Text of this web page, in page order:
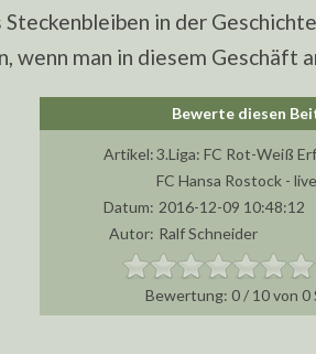
Steckenbleiben in der
wenn man in diesem Geschäft
Artikel:3.Liga: FC Rot-Weiß
FC Hansa Rostock - live
Datum: 2016-12-09 10:48:12
Autor: Ralf Schneider
0/ 10von 0